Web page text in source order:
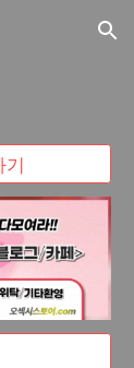
to navigation